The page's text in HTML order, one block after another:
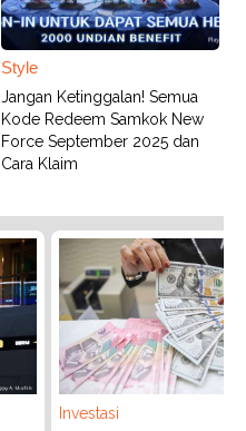
Style
Jangan Ketinggalan! Semua
Kode Redeem Samkok New
Force September 2025 dan
Cara Klaim
Investasi